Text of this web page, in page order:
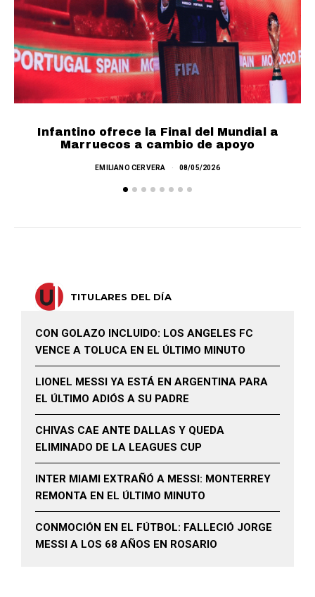
Infantino ofrece la Final del Mundial a
Marruecos a cambio de apoyo
EMILIANO CERVERA 08/05/2026
TITULARES DEL DÍA
CON GOLAZO INCLUIDO: LOS ANGELES FC
VENCE A TOLUCA EN EL ÚLTIMO MINUTO
LIONEL MESSI YA ESTÁ EN ARGENTINA PARA
EL ÚLTIMO ADIÓS A SU PADRE
CHIVAS CAE ANTE DALLAS Y QUEDA
ELIMINADO DE LA LEAGUES CUP
INTER MIAMI EXTRAÑÓ A MESSI: MONTERREY
REMONTA EN EL ÚLTIMO MINUTO
CONMOCIÓN EN EL FÚTBOL: FALLECIÓ JORGE
MESSI A LOS 68 AÑOS EN ROSARIO